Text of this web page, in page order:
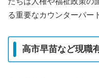
る重要なカウンターパー
高市早苗など現職